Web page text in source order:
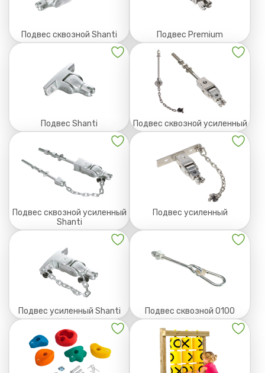
Подвес сквозной Shanti Подвес Premium
Подвес Shanti Подвес сквозной усиленный
Подвес сквозной усиленный
Shanti
Подвес усиленный
Подвес усиленный Shanti Подвес сквозной О100